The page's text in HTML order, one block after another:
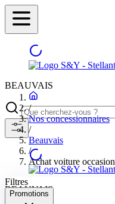
BEAUVAIS
BEAUVAIS
/
Nos concessionnaires
/
Beauvais
/
Achat voiture occasion
Filtres
Promotions